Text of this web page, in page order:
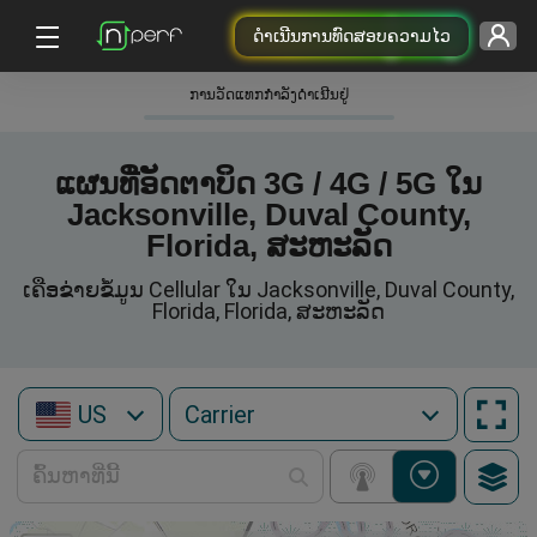
ດຳເນີນການທົດສອບຄວາມໄວ
ການວັດແທກກໍາລັງດໍາເນີນຢູ່
ແຜນທີ່ອັດຕາບິດ 3G / 4G / 5G ໃນ
Jacksonville, Duval County,
Florida, ສະຫະລັດ
ເຄືອຂ່າຍຂໍ້ມູນ Cellular ໃນ Jacksonville, Duval County,
Florida, Florida, ສະຫະລັດ
US